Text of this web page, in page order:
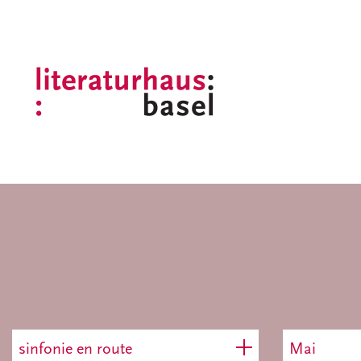
sinfonie en route Mai